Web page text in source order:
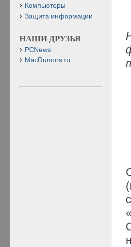
Компьютеры
Защита информации
НАШИ ДРУЗЬЯ
PCNews
MacRumors.ru